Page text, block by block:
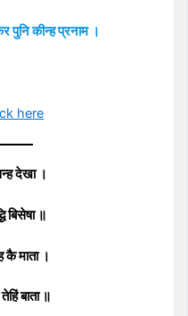
पुनि कीन्ह प्रनाम ।
here
देखा ।
बिसेषा ॥
कै माता ।
बाता ॥